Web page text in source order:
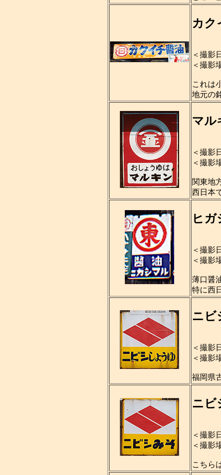
カク
＜撮影
＜撮影
これは
地元の
マル
＜撮影
＜撮影
関東地
西日本
ヒガ
＜撮影
＜撮影
薄口醤
特に西
ニビ
＜撮影
＜撮影
福岡県
ニビ
＜撮影
＜撮影
こちら